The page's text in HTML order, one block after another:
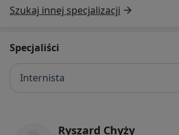
Szukaj innej specjalizacji
Specjaliści
Internista
Ryszard Chyży